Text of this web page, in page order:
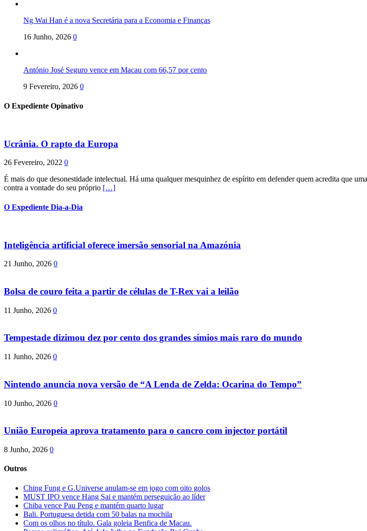
Ng Wai Han é a nova Secretária para a Economia e Finanças
16 Junho, 2026 0
António José Seguro vence em Macau com 66,57 por cento
9 Fevereiro, 2026 0
O Expediente Opinativo
Ucrânia. O rapto da Europa
26 Fevereiro, 2022 0
É mais do que desonestidade intelectual. Há uma qualquer mesquinhez de espírito em defender quem acredita que
contra a vontade do seu próprio […]
O Expediente Dia-a-Dia
Inteligência artificial oferece imersão sensorial na Amazónia
21 Junho, 2026 0
Bolsa de couro feita a partir de células de T-Rex vai a leilão
11 Junho, 2026 0
Tempestade dizimou dez por cento dos grandes símios mais raro do mundo
11 Junho, 2026 0
Nintendo anuncia nova versão de “A Lenda de Zelda: Ocarina do Tempo”
10 Junho, 2026 0
União Europeia aprova tratamento para o cancro com injector portátil
8 Junho, 2026 0
Outros
Ching Fung e G.Universe anulam-se em jogo com oito golos
MUST IPO vence Hang Sai e mantém perseguição ao líder
Chiba vence Pau Peng e mantém quarto lugar
Bali. Portuguesa detida com 50 balas na mochila
Com os olhos no título. Gala goleia Benfica de Macau.